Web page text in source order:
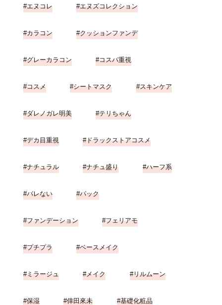
エヌコレ エヌズコレクション
カラコン クッションファンデ
グレーカラコン コスパ重視
コスメ シートマスク スキンケア
ダレノガレ明美 テリちゃん
デカ目重視 ドラックストアコスメ
ナチュラル ナチュ盛り ハーフ系
バレない パック
ファンデーション フェリアモ
プチプラ ベースメイク
ミラージュ メイク リルムーン
保湿 倖田來未 基礎化粧品